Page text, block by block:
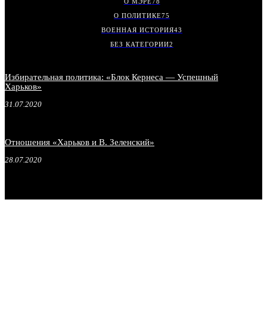
О ПОЛИТИКЕ75
ВОЕННАЯ ИСТОРИЯ43
БЕЗ КАТЕГОРИИ2
Избирательная политика: «Блок Кернеса — Успешный
Харьков»
31.07.2020
Отношения «Харьков и В. Зеленский»
28.07.2020